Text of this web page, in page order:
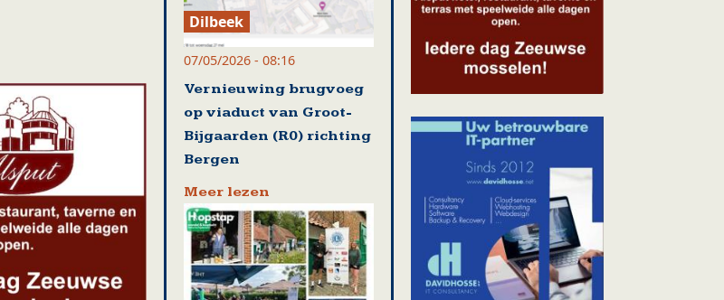
Dilbeek
07/05/2026 - 08:16
Vernieuwing brugvoeg
op viaduct van Groot-
Bijgaarden (R0) richting
Bergen
Meer lezen